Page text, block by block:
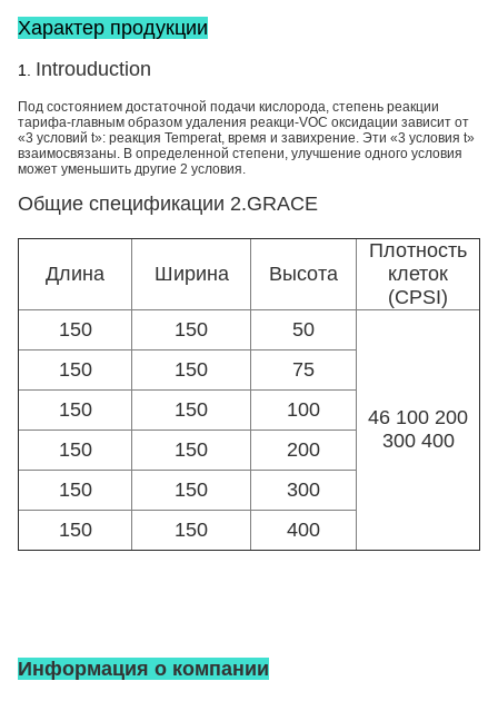
Характер продукции
1. Introuduction
Под состоянием достаточной подачи кислорода, степень реакции
тарифа-главным образом удаления реакци-VOC оксидации зависит от
«3 условий t»: реакция Temperat, время и завихрение. Эти «3 условия t»
взаимосвязаны. В определенной степени, улучшение одного условия
может уменьшить другие 2 условия.
Общие спецификации 2.GRACE
Длина Ширина Высота
Плотность
клеток
(CPSI)
150
150 50
46 100 200
300 400
150 150
75
150
150
100
150
150
200
150
150
300
150
150 400
Информация о компании